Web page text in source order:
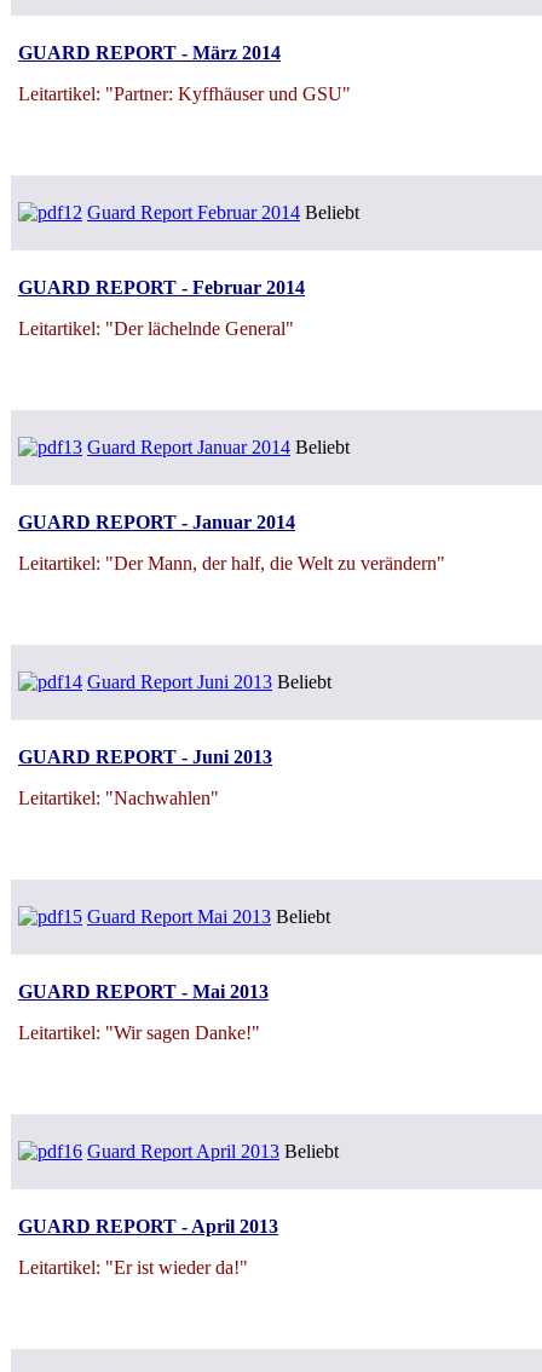
GUARD REPORT - März 2014
Leitartikel: "Partner: Kyffhäuser und GSU"
Guard Report Februar 2014 Beliebt
GUARD REPORT - Februar 2014
Leitartikel: "Der lächelnde General"
Guard Report Januar 2014 Beliebt
GUARD REPORT - Januar 2014
Leitartikel: "Der Mann, der half, die Welt zu verändern"
Guard Report Juni 2013 Beliebt
GUARD REPORT - Juni 2013
Leitartikel: "Nachwahlen"
Guard Report Mai 2013 Beliebt
GUARD REPORT - Mai 2013
Leitartikel: "Wir sagen Danke!"
Guard Report April 2013 Beliebt
GUARD REPORT - April 2013
Leitartikel: "Er ist wieder da!"